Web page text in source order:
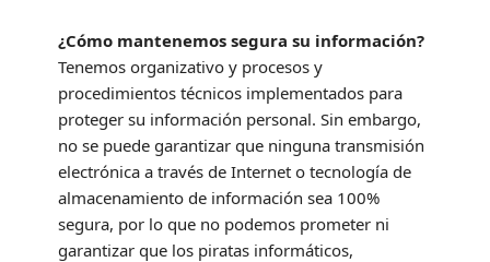
¿Cómo mantenemos segura su información?
Tenemos organizativoy procesos y
procedimientos técnicos implementados para
proteger su información personal. Sin embargo,
no se puede garantizar que ninguna transmisión
electrónica a través de Internet o tecnología de
almacenamiento de información sea 100%
segura, por lo que no podemos prometer ni
garantizar que los piratas informáticos,